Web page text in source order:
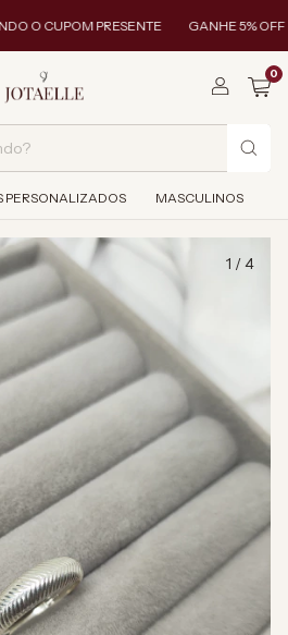
O CUPOM PRESENTE GANHE 5% OFF
0
PERSONALIZADOS MASCULINOS
1 /4